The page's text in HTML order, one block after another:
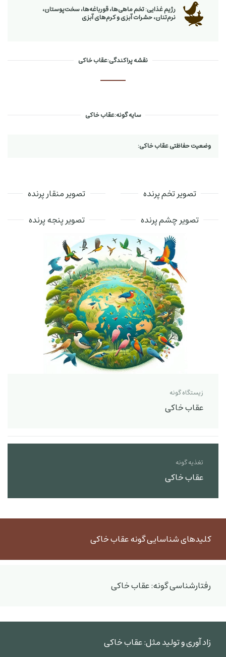
رژیم غذایی: تخم ماهی‌ها، قورباغه‌ها، سخت‌پوستان،
نرم‌تنان، حشرات آبزی و كرم‌های آبزی
نقشه پراکندگی:عقاب خاکی
سایه گونه:عقاب خاکی
وضعیت حفاظتی عقاب خاکی:
تصویر تخم پرنده
تصویر منقار پرنده
تصویر چشم پرنده
تصویر پنجه پرنده
زیستگاه گونه
عقاب خاکی
تغذیه گونه
عقاب خاکی
کلیدهای شناسایی گونه عقاب خاکی
رفتارشناسی گونه: عقاب خاکی
زاد آوری و تولید مثل: عقاب خاکی